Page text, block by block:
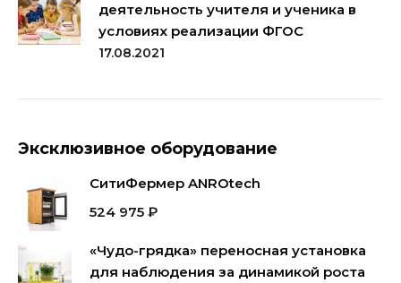
деятельность учителя и ученика в
условиях реализации ФГОС
17.08.2021
Эксклюзивное оборудование
СитиФермер ANROtech
524 975 ₽
«Чудо-грядка» переносная установка
для наблюдения за динамикой роста